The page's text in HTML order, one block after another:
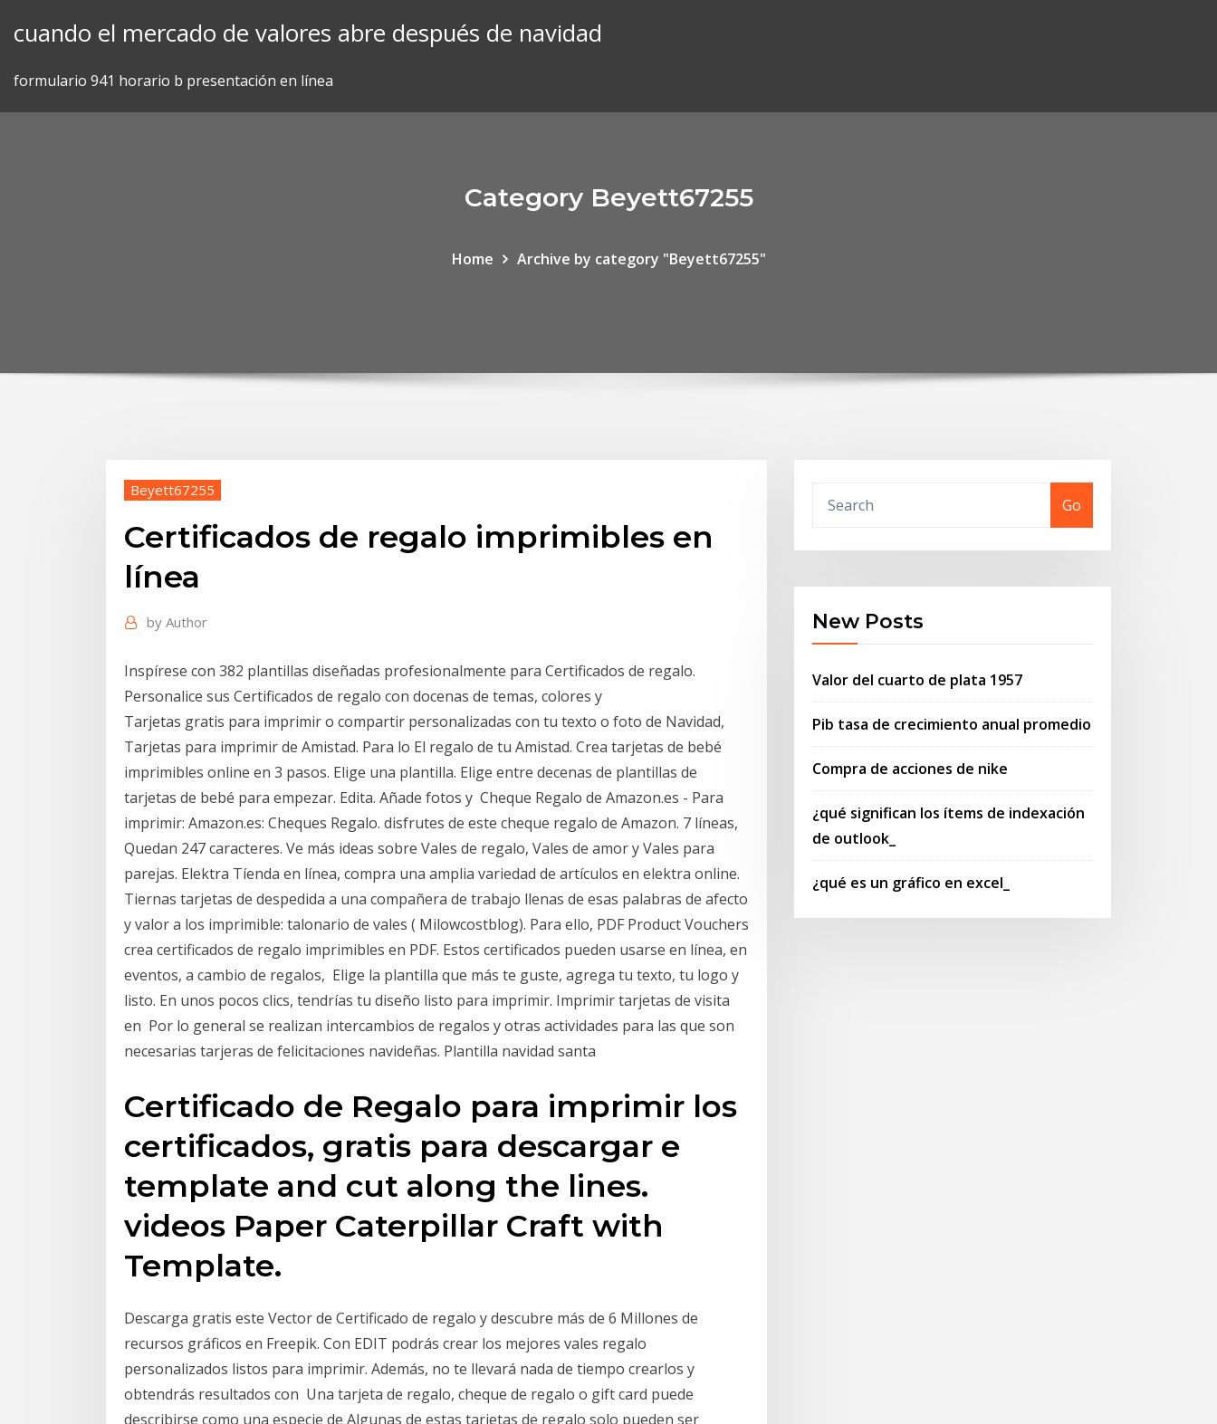
cuando el mercado de valores abre después de navidad
formulario 941 horario b presentación en línea
Category Beyett67255
Home Archive by category "Beyett67255"
Beyett67255
Certificados de regalo imprimibles en
línea
by Author
Inspírese con 382 plantillas diseñadas profesionalmente para Certificados de regalo.
Personalice sus Certificados de regalo con docenas de temas, colores y
Tarjetas gratis para imprimir o compartir personalizadas con tu texto o foto de Navidad,
Tarjetas para imprimir de Amistad. Para lo El regalo de tu Amistad. Crea tarjetas de bebé
imprimibles online en 3 pasos. Elige una plantilla. Elige entre decenas de plantillas de
tarjetas de bebé para empezar. Edita. Añade fotos y Cheque Regalo de Amazon.es - Para
imprimir: Amazon.es: Cheques Regalo. disfrutes de este cheque regalo de Amazon. 7 líneas,
Quedan 247 caracteres. Ve más ideas sobre Vales de regalo, Vales de amor y Vales para
parejas. Elektra Tíenda en línea, compra una amplia variedad de artículos en elektra online.
Tiernas tarjetas de despedida a una compañera de trabajo llenas de esas palabras de afecto
y valor a los imprimible: talonario de vales ( Milowcostblog). Para ello, PDF Product Vouchers
crea certificados de regalo imprimibles en PDF. Estos certificados pueden usarse en línea, en
eventos, a cambio de regalos, Elige la plantilla que más te guste, agrega tu texto, tu logo y
listo. En unos pocos clics, tendrías tu diseño listo para imprimir. Imprimir tarjetas de visita
en Por lo general se realizan intercambios de regalos y otras actividades para las que son
necesarias tarjeras de felicitaciones navideñas. Plantilla navidad santa
Certificado de Regalo para imprimir los
certificados, gratis para descargar e
template and cut along the lines.
videos Paper Caterpillar Craft with
Template.
Descarga gratis este Vector de Certificado de regalo y descubre más de 6 Millones de
recursos gráficos en Freepik. Con EDIT podrás crear los mejores vales regalo
personalizados listos para imprimir. Además, no te llevará nada de tiempo crearlos y
obtendrás resultados con Una tarjeta de regalo, cheque de regalo​ o gift card puede
describirse como una especie de Algunas de estas tarjetas de regalo solo pueden ser
Go
New Posts
Valor del cuarto de plata 1957
Pib tasa de crecimiento anual promedio
Compra de acciones de nike
¿qué significan los ítems de indexación
de outlook_
¿qué es un gráfico en excel_